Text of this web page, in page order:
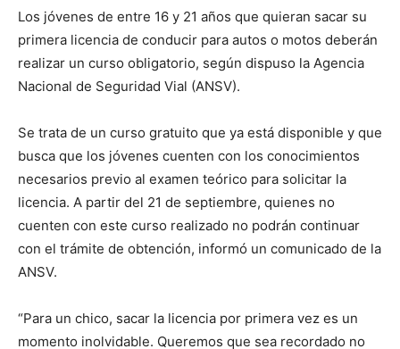
Los jóvenes de entre 16 y 21 años que quieran sacar su
primera licencia de conducir para autos o motos deberán
realizar un curso obligatorio, según dispuso la Agencia
Nacional de Seguridad Vial (ANSV).
Se trata de un curso gratuito que ya está disponible y que
busca que los jóvenes cuenten con los conocimientos
necesarios previo al examen teórico para solicitar la
licencia. A partir del 21 de septiembre, quienes no
cuenten con este curso realizado no podrán continuar
con el trámite de obtención, informó un comunicado de la
ANSV.
“Para un chico, sacar la licencia por primera vez es un
momento inolvidable. Queremos que sea recordado no